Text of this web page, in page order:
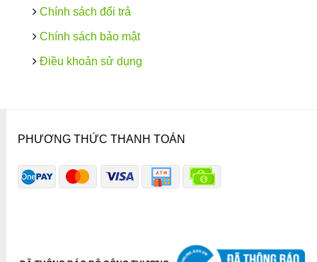
Chính sách đổi trả
Chính sách bảo mật
Điều khoản sử dụng
PHƯƠNG THỨC THANH TOÁN